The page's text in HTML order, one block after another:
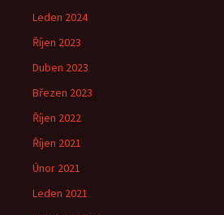
Leden 2024
Říjen 2023
Duben 2023
Březen 2023
Říjen 2022
Říjen 2021
Únor 2021
Leden 2021